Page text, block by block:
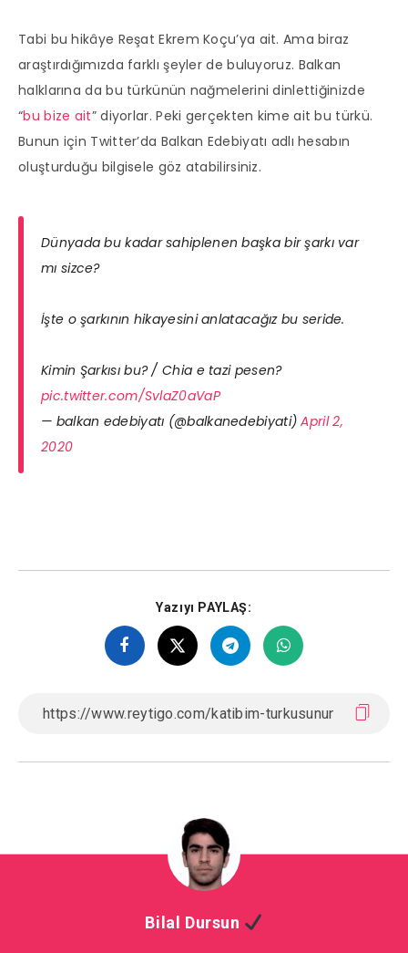
Tabi bu hikâye Reşat Ekrem Koçu’ya ait. Ama biraz
araştırdığımızda farklı şeyler de buluyoruz. Balkan
halklarına da bu türkünün nağmelerini dinlettiğinizde
“bu bize ait” diyorlar. Peki gerçekten kime ait bu türkü.
Bunun için Twitter’da Balkan Edebiyatı adlı hesabın
oluşturduğu bilgisele göz atabilirsiniz.
Dünyada bu kadar sahiplenen başka bir şarkı var
mı sizce?
İşte o şarkının hikayesini anlatacağız bu seride.
Kimin Şarkısı bu? / Chia e tazi pesen?
pic.twitter.com/SvlaZ0aVaP
— balkan edebiyatı (@balkanedebiyati)April 2,
2020
Yazıyı PAYLAŞ:
Bilal Dursun